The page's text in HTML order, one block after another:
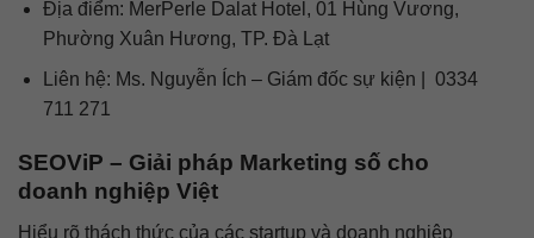
Địa điểm: MerPerle Dalat Hotel, 01 Hùng Vương,
Phường Xuân Hương, TP. Đà Lạt
Liên hệ: Ms. Nguyễn Ích – Giám đốc sự kiện | 0334
711 271
SEOViP – Giải pháp Marketing số cho
doanh nghiệp Việt
Hiểu rõ thách thức của các startup và doanh nghiệp